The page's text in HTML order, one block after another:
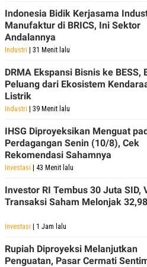
Indonesia Bidik Kerjasama
Manufaktur di BRICS, Ini Sektor
Andalannya
Industri | 31 Menit lalu
DRMA Ekspansi Bisnis ke BESS,
Peluang dari Ekosistem
Listrik
Industri | 39 Menit lalu
IHSG Diproyeksikan Menguat
Perdagangan Senin (10/8), Cek
Rekomendasi Sahamnya
Investasi | 43 Menit lalu
Investor RI Tembus 30 Juta SID,
Transaksi Saham Melonjak
Investasi | 1 Jam lalu
Rupiah Diproyeksi Melanjutkan
Penguatan, Pasar Cermati